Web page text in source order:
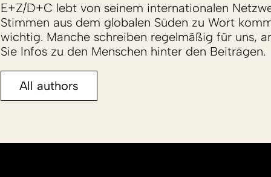
E+Z/D+C lebt von seinem internationalen
Stimmen aus dem globalen Süden zu Wort
wichtig. Manche schreiben regelmäßig für uns,
Sie Infos zu den Menschen hinter den Beiträgen.
All authors